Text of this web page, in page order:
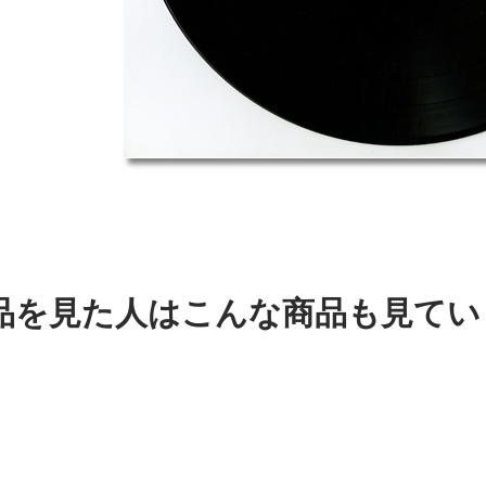
を見た人はこんな商品も見て